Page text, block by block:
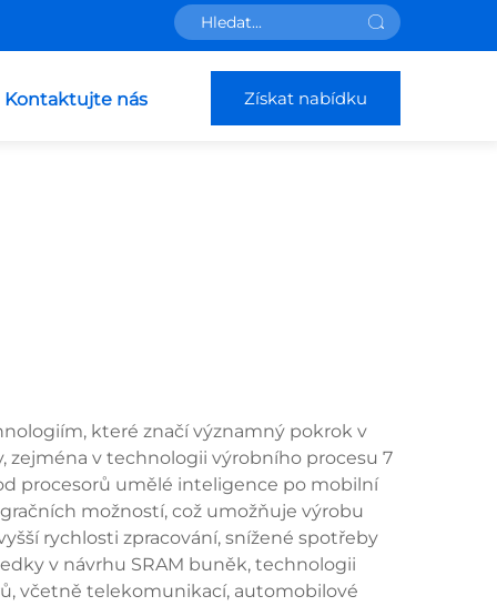
Kontaktujte nás Získat nabídku
které značí významný pokrok v
zejména v technologii výrobního procesu 7
procesorů umělé inteligence po mobilní
možností, což umožňuje výrobu
rychlosti zpracování, snížené spotřeby
v návrhu SRAM buněk, technologii
včetně telekomunikací, automobilové